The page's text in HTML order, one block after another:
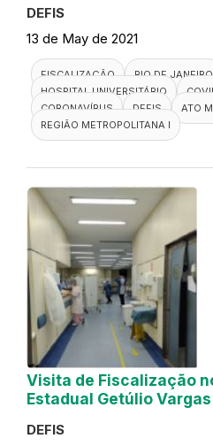
DEFIS
13 de May de 2021
FISCALIZAÇÃO
RIO DE JANEIRO
HOSPITAL UNIVERSITÁRIO
CORONAVÍRUS
DEFIS
ATO
REGIÃO METROPOLITANA I
Visita de Fiscalização
Estadual Getúlio Vargas
DEFIS